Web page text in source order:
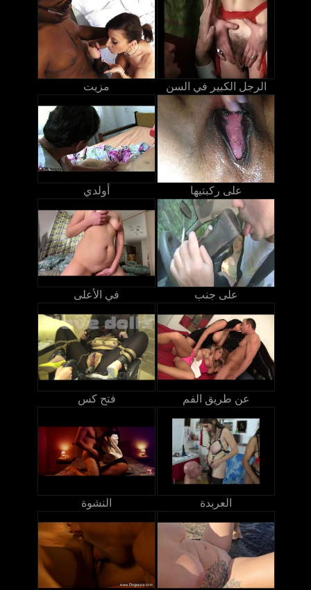
مزيت الرجل الكبير في السن
أولدي على ركبتيها
في الأعلى على جنب
فتح كس عن طريق الفم
النشوة العربدة